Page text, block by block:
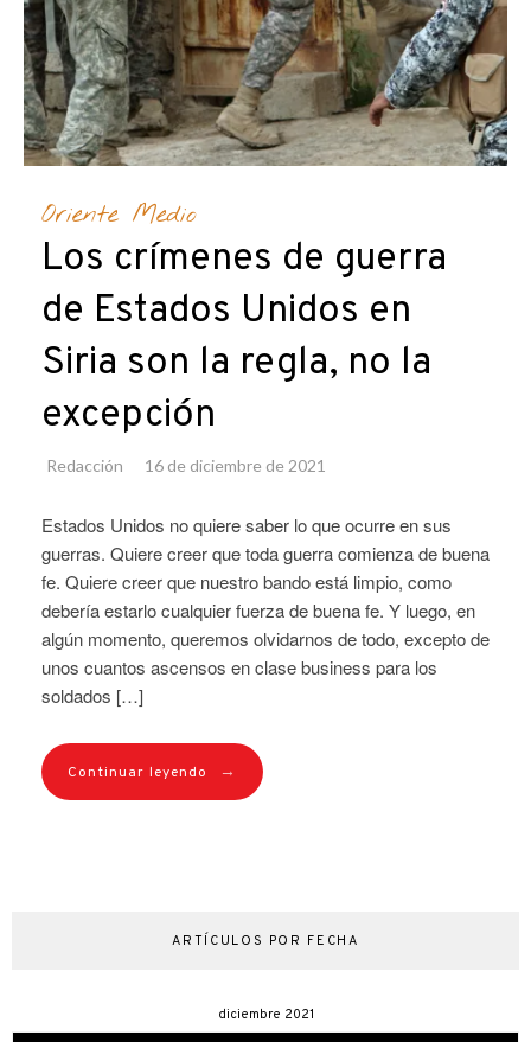
Oriente Medio
Los crímenes de guerra
de Estados Unidos en
Siria son la regla, no la
excepción
Redacción 16 de diciembre de 2021
Estados Unidos no quiere saber lo que ocurre en sus
guerras. Quiere creer que toda guerra comienza de buena
fe. Quiere creer que nuestro bando está limpio, como
debería estarlo cualquier fuerza de buena fe. Y luego, en
algún momento, queremos olvidarnos de todo, excepto de
unos cuantos ascensos en clase business para los
soldados […]
Continuar leyendo →
ARTÍCULOS POR FECHA
diciembre 2021